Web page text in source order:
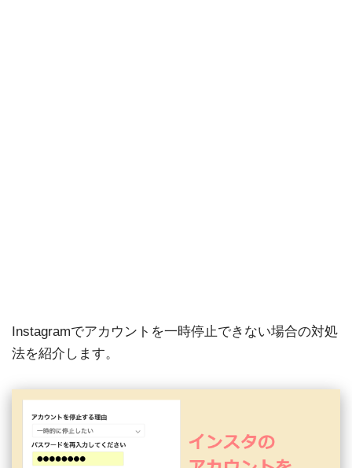
Instagramでアカウントを一時停止できない場合の対処
法を紹介します。